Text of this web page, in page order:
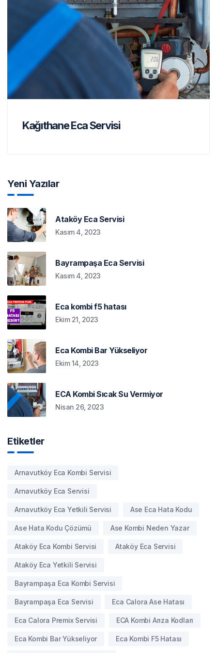
Kağıthane Eca Servisi
Yeni Yazılar
Ataköy Eca Servisi
Kasım 4, 2023
Bayrampaşa Eca Servisi
Kasım 4, 2023
Eca kombi f5 hatası
Ekim 21, 2023
Eca Kombi Bar Yükseliyor
Ekim 14, 2023
ECA Kombi Sıcak Su Vermiyor
Nisan 26, 2023
Etiketler
Arnavutköy Eca Kombi Servisi
Arnavutköy Eca Servisi
Arnavutköy Eca Yetkili Servisi Ase Eca Hata Kodu
Ase Hata Kodu Çözümü Ase Kombi Neden Yazar
Ataköy Eca Kombi Servisi Ataköy Eca Servisi
Ataköy Eca Yetkili Servisi
Bayrampaşa Eca Kombi Servisi
Bayrampaşa Eca Servisi Eca Calora Ase Hatası
Eca Calora Premix Servisi ECA Kombi Arıza Kodları
Eca Kombi Bar Yükseliyor Eca Kombi F5 Hatası